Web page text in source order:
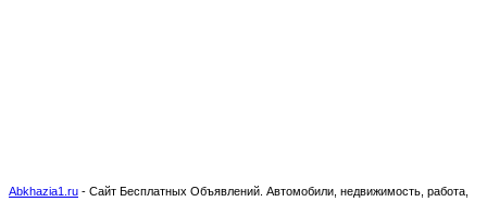
Abkhazia1.ru - Сайт Бесплатных Объявлений. Автомобили, недвижимость, работа,